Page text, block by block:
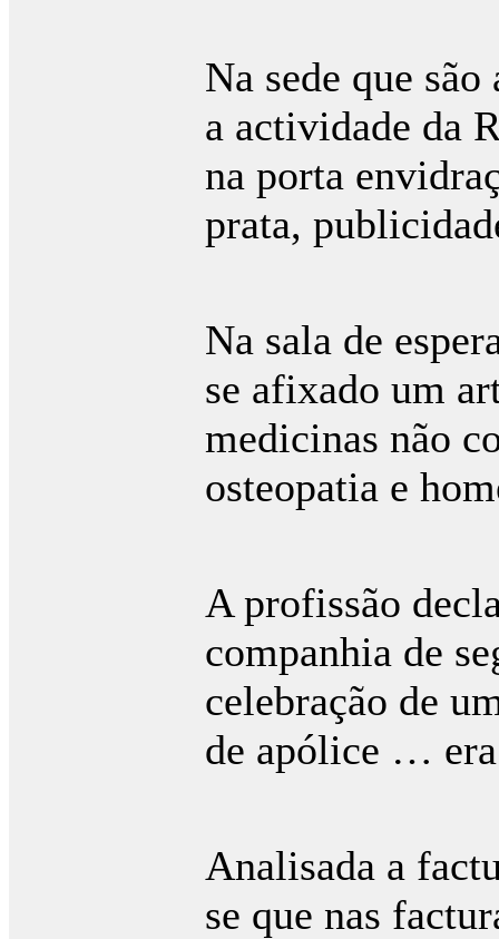
Na sede que
a actividade da
na porta
prata,
Na sala de
se afixado um
medicinas não
osteopatia e
A profissão
companhia de
celebração de
de apólice … era
Analisada a
se que nas